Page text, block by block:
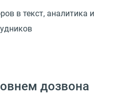
в текст, аналитика и
дозвона